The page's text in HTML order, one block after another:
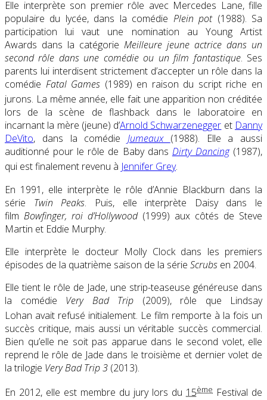
Elle interprète son premier rôle avec Mercedes Lane, fille
populaire du lycée, dans la comédie Plein pot(1988). Sa
participation lui vaut une nomination au Young Artist
Awards dans la catégorie Meilleure jeune actrice dans un
second rôle dans une comédie ou un film fantastique. Ses
parents lui interdisent strictement d’accepter un rôle dans la
comédie Fatal Games (1989) en raison du script riche en
jurons. La même année, elle fait une apparition non créditée
lors de la scène de flashback dans le laboratoire en
incarnant la mère (jeune) d’Arnold Schwarzenegger et Danny
DeVito, dans la comédie Jumeaux (1988). Elle a aussi
auditionné pour le rôle de Baby dans Dirty Dancing (1987),
qui est finalement revenu à Jennifer Grey.
En 1991, elle interprète le rôle d’Annie Blackburn dans la
série Twin Peaks. Puis, elle interprète Daisy dans le
film Bowfinger, roi d’Hollywood(1999) aux côtés de Steve
Martin et Eddie Murphy.
Elle interprète le docteur Molly Clock dans les premiers
épisodes de la quatrième saison de la série Scrubs en 2004.
Elle tient le rôle de Jade, une strip-teaseuse généreuse dans
la comédie Very Bad Trip (2009), rôle que Lindsay
Lohan avait refusé initialement. Le film remporte à la fois un
succès critique, mais aussi un véritable succès commercial.
Bien qu’elle ne soit pas apparue dans le second volet, elle
reprend le rôle de Jade dans le troisième et dernier volet de
la trilogie Very Bad Trip 3 (2013).
En 2012, elle est membre du jury lors du 15ème Festival de